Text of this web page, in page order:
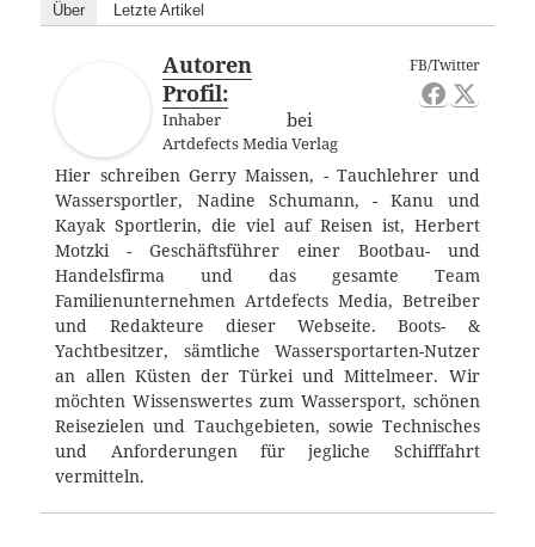
Über Letzte Artikel
FB/Twitter
Autoren
Profil:
Inhaber bei
Artdefects Media Verlag
Hier schreiben Gerry Maissen, - Tauchlehrer und
Wassersportler, Nadine Schumann, - Kanu und
Kayak Sportlerin, die viel auf Reisen ist, Herbert
Motzki - Geschäftsführer einer Bootbau- und
Handelsfirma und das gesamte Team
Familienunternehmen Artdefects Media, Betreiber
und Redakteure dieser Webseite. Boots- &
Yachtbesitzer, sämtliche Wassersportarten-Nutzer
an allen Küsten der Türkei und Mittelmeer. Wir
möchten Wissenswertes zum Wassersport, schönen
Reisezielen und Tauchgebieten, sowie Technisches
und Anforderungen für jegliche Schifffahrt
vermitteln.